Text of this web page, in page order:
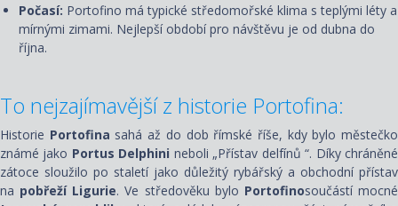
Počasí: Portofino má typické středomořské klima s teplými léty a
mírnými zimami. Nejlepší období pro návštěvu je od dubna do
října.
To nejzajímavější z historie Portofina:
Historie Portofina sahá až do dob římské říše, kdy bylo městečko
známé jako Portus Delphini neboli „Přístav delfínů “. Díky chráněné
zátoce sloužilo po staletí jako důležitý rybářský a obchodní přístav
na pobřeží Ligurie. Ve středověku bylo Portofinosoučástí mocné